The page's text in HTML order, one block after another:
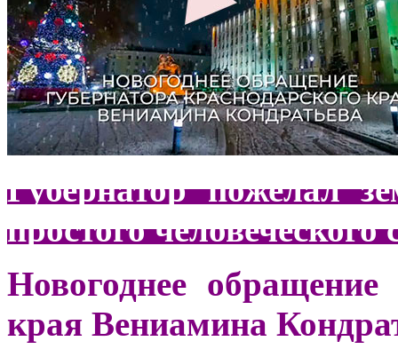
Губернатор пожелал
простого человеческого
Новогоднее обращение
края Вениамина